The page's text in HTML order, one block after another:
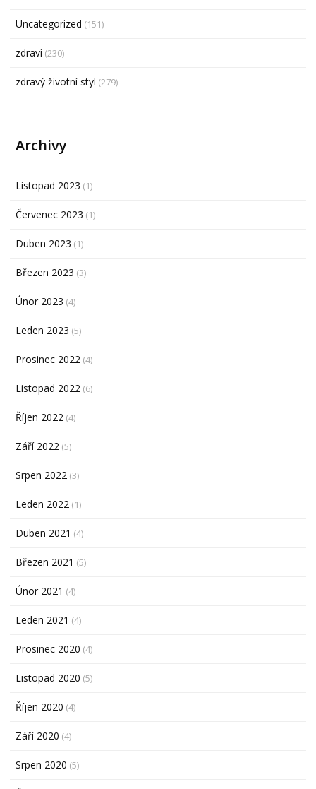
Uncategorized (151)
zdraví(230)
zdravý životní styl (279)
Archivy
Listopad 2023 (1)
Červenec 2023 (1)
Duben 2023 (1)
Březen 2023 (3)
Únor 2023 (4)
Leden 2023 (5)
Prosinec 2022 (4)
Listopad 2022 (6)
Říjen 2022 (4)
Září 2022 (5)
Srpen 2022 (3)
Leden 2022 (1)
Duben 2021 (4)
Březen 2021 (5)
Únor 2021 (4)
Leden 2021 (4)
Prosinec 2020 (4)
Listopad 2020 (5)
Říjen 2020 (4)
Září 2020 (4)
Srpen 2020 (5)